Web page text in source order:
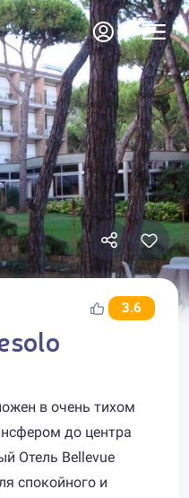
3.6
в очень тихом
до центра
Отель Bellevue
спокойного и